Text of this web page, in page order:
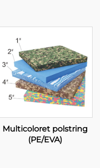
Multicoloret polstring
(PE/EVA)